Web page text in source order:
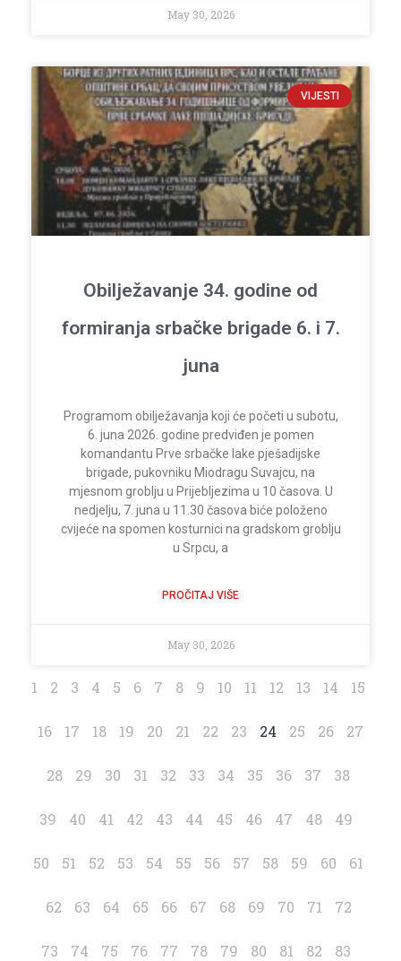
May 30, 2026
VIJESTI
Obilježavanje 34. godine od
formiranja srbačke brigade 6. i 7.
juna
Programom obilježavanja koji će početi u subotu,
6. juna 2026. godine predviđen je pomen
komandantu Prve srbačke lake pješadijske
brigade, pukovniku Miodragu Suvajcu, na
mjesnom groblju u Prijebljezima u 10 časova. U
nedjelju, 7. juna u 11.30 časova biće položeno
cvijeće na spomen kosturnici na gradskom groblju
u Srpcu, a
PROČITAJ VIŠE
May 30, 2026
1 2 3 4 5 6 7 8 9 10 11 12 13 14 15
16 17 18 19 20 21 22 23 24 25 26 27
28 29 30 31 32 33 34 35 36 37 38
39 40 41 42 43 44 45 46 47 48 49
50 51 52 53 54 55 56 57 58 59 60 61
62 63 64 65 66 67 68 69 70 71 72
73 74 75 76 77 78 79 80 81 82 83